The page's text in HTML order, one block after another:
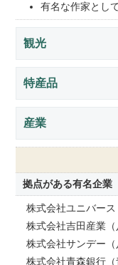
有名な作家とし
観光
特産品
産業
拠点がある有名企業
株式会社ユニバース
株式会社吉田産業（
株式会社サンデー（
株式会社青森銀行（